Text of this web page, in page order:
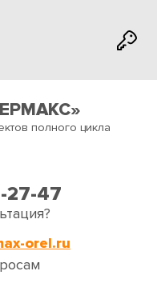
полного цикла
27-47
orel.ru